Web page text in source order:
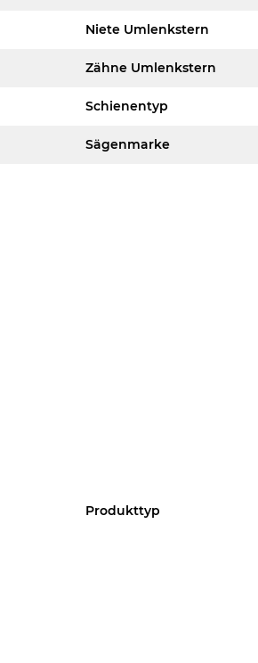
Niete Umlenkstern
Zähne Umlenkstern
Schienentyp
Sägenmarke
Produkttyp